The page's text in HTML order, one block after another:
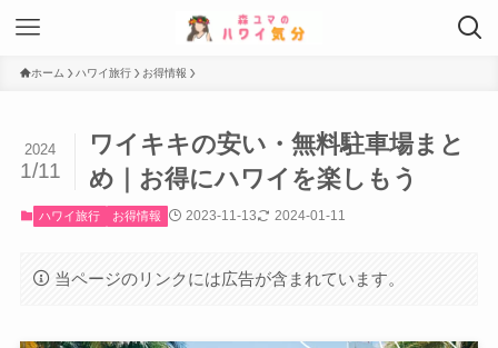
ホーム ハワイ旅行 お得情報
ワイキキの安い・無料駐車場まと
め｜お得にハワイを楽しもう
2024
1/11
ハワイ旅行 お得情報 2023-11-13 2024-01-11
当ページのリンクには広告が含まれています。